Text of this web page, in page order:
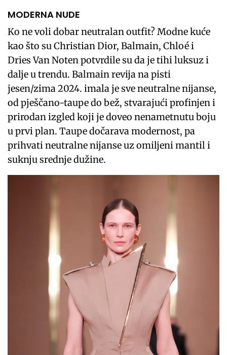
MODERNA NUDE
Ko ne voli dobar neutralan outfit? Modne kuće
kao što su Christian Dior, Balmain, Chloé i
Dries Van Noten potvrdile su da je tihi luksuz i
dalje u trendu. Balmain revija na pisti
jesen/zima 2024. imala je sve neutralne nijanse,
od pješčano-taupe do bež, stvarajući profinjen i
prirodan izgled koji je doveo nenametnutu boju
u prvi plan. Taupe dočarava modernost, pa
prihvati neutralne nijanse uz omiljeni mantil i
suknju srednje dužine.